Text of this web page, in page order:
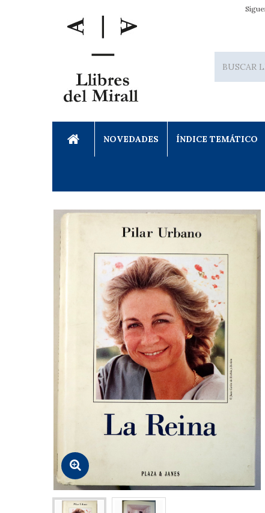
NOVEDADES ÍNDICE TEMÁTICO